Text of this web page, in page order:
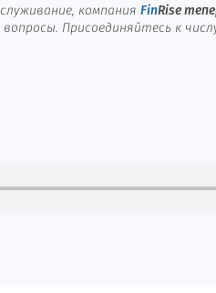
компания FinRise
Присоединяйтесь к